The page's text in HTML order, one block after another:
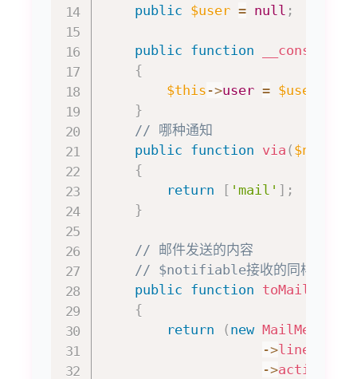
public $user = null ;
public function __construct
{
$this ->user = $user
}
// 哪种通知
public function via (
{
return
[ 'mail' ] ;
}
// 邮件发送的内容
// $notifiable接收的同样是用户
public function toMail
{
return
( new MailMessage
->line
->action